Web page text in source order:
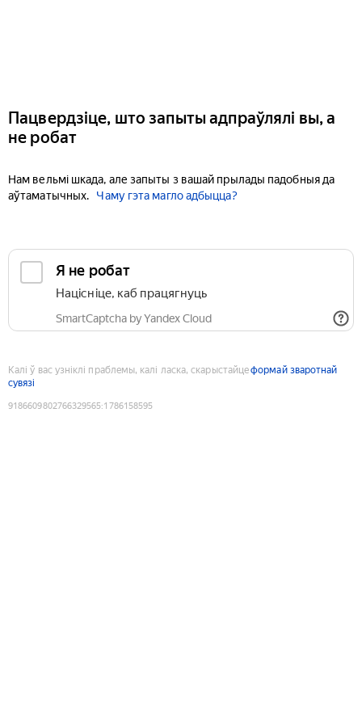
Пацвердзіце, што запыты адпраўлялі вы, а
не робат
Нам вельмі шкада, але запыты з вашай прылады падобныя да
аўтаматычных.
Чаму гэта магло адбыцца?
Я не робат
Націсніце, каб працягнуць
SmartCaptcha by Yandex Cloud
Калі ў вас узніклі праблемы, калі ласка, скарыстайцеформай зваротнай
сувязі
9186609802766329565:1786158595